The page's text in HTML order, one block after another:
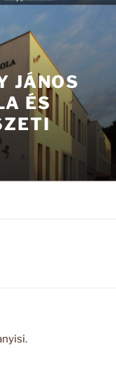
JÁNOS
ÉS